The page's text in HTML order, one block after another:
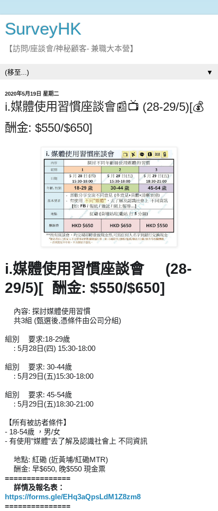
SurveyHK
【訪問/座談會/神秘顧客- 兼職大本營】
▼
2020年5月19日 星期二
i.媒體使用習慣座談會📰📺 (28-29/5)[💰
酬金: $550/$650]
i.媒體使用習慣座談會 📺 (28-
29/5)[ 💰
酬金: $550/$650]
內容: 探討媒體使用習慣
共3組 (甄選後,憑條件由公司分組)
組別
要求:18-29歲
: 5月28日(四) 15:30-18:00
組別
要求: 30-44歲
: 5月29日(五)15:30-18:00
組別
要求: 45-54歲
: 5月29日(五)18:30-21:00
【所有被訪者條件】
- 18-54歲 ，男/女
- 有使用”媒體”去了解及認識社會上 不同資訊
地點: 紅磡 (近黃埔/紅磡MTR)
酬金: 早$650, 晚$550 現金票
===============
詳情及報名表：
https://forms.gle/EHq3aQpsLdM1Z8zm8
===============